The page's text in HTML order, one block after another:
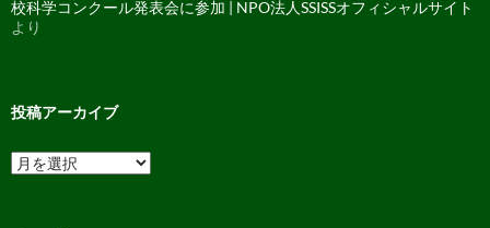
校科学コンクール発表会に参加 | NPO法人SSISSオフィシャルサイト
より
投稿アーカイブ
投
稿